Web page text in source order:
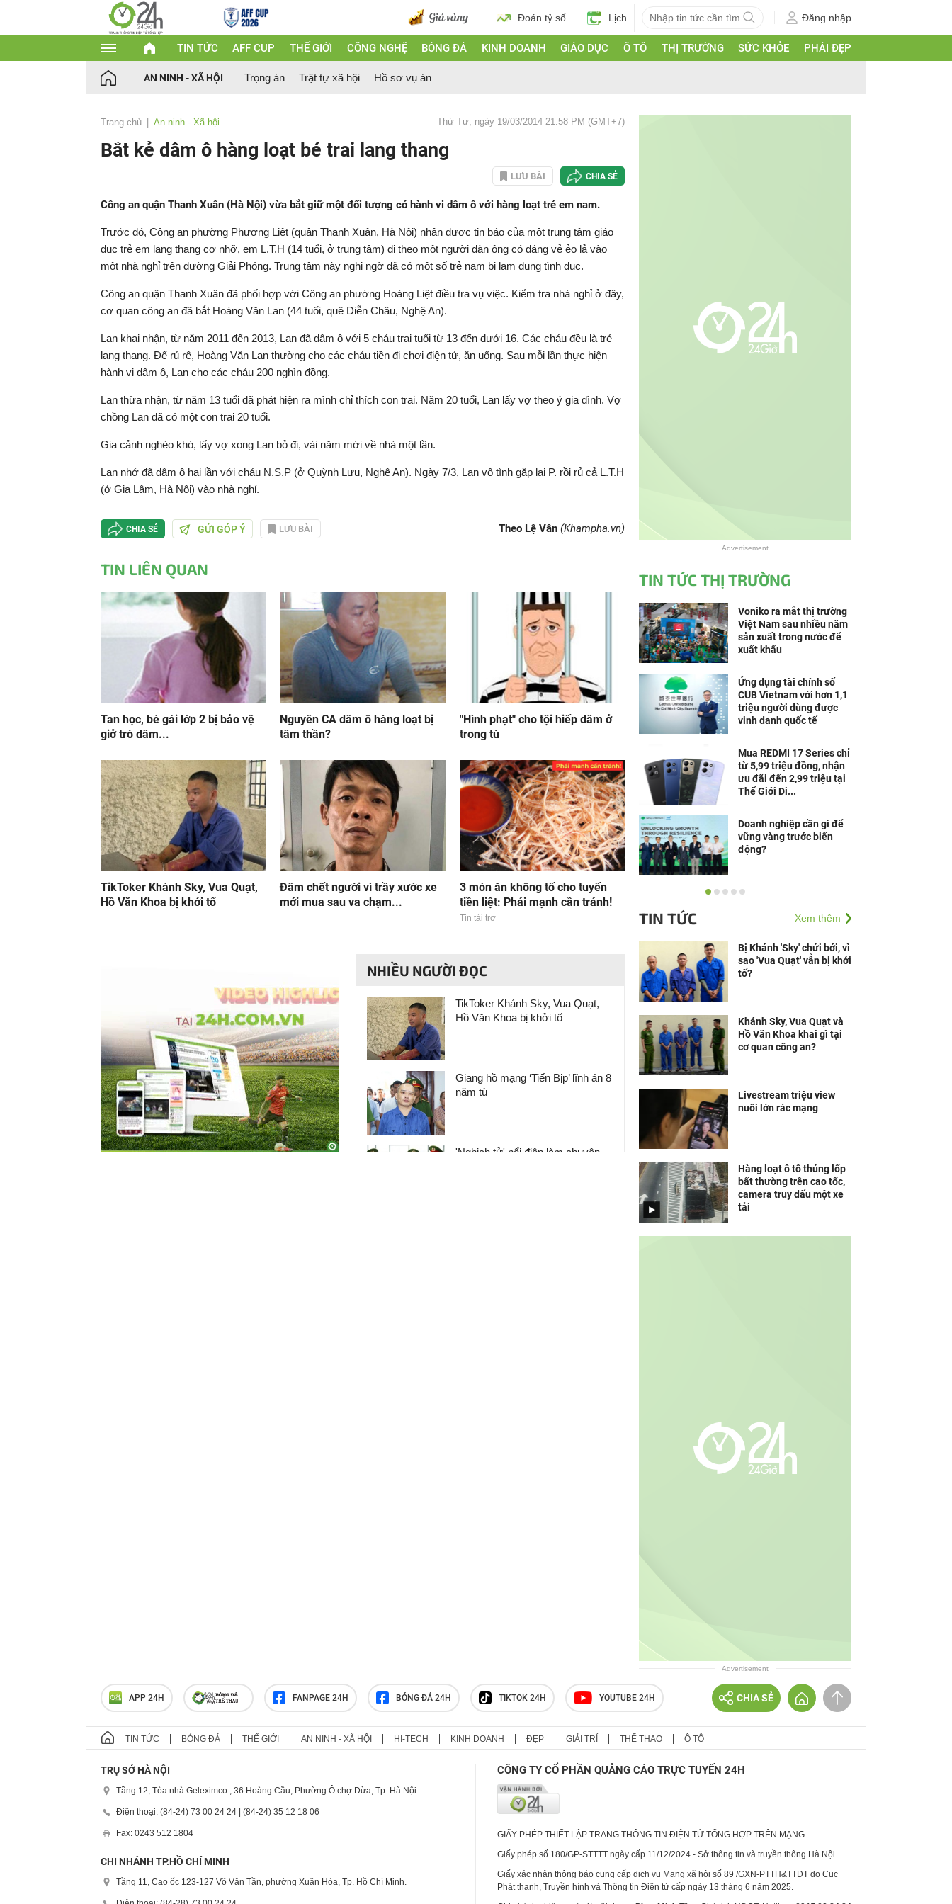
Đoán tỷ số Lịch Đăng nhập
TIN TỨC AFF CUP THẾ GIỚI CÔNG NGHỆ BÓNG ĐÁ KINH DOANH GIÁO DỤC Ô TÔ THỊ TRƯỜNG SỨC KHỎE PHÁI ĐẸP
AN NINH - XÃ HỘI Trọng án Trật tự xã hội Hồ sơ vụ án
Trang chủ An ninh - Xã hội Thứ Tư, ngày 19/03/2014 21:58 PM (GMT+7)
Bắt kẻ dâm ô hàng loạt bé trai lang thang
LƯU BÀI CHIA SẺ
Công an quận Thanh Xuân (Hà Nội) vừa bắt giữ một đối tượng có hành vi dâm ô với hàng loạt trẻ em nam.
Trước đó, Công an phường Phương Liệt (quận Thanh Xuân, Hà Nội) nhận được tin báo của một trung tâm giáo
dục trẻ em lang thang cơ nhỡ, em L.T.H (14 tuổi, ở trung tâm) đi theo một người đàn ông có dáng vẻ ẻo lả vào
một nhà nghỉ trên đường Giải Phóng. Trung tâm này nghi ngờ đã có một số trẻ nam bị lạm dụng tình dục.
Công an quận Thanh Xuân đã phối hợp với Công an phường Hoàng Liệt điều tra vụ việc. Kiểm tra nhà nghỉ ở đây,
cơ quan công an đã bắt Hoàng Văn Lan (44 tuổi, quê Diễn Châu, Nghệ An).
Lan khai nhận, từ năm 2011 đến 2013, Lan đã dâm ô với 5 cháu trai tuổi từ 13 đến dưới 16. Các cháu đều là trẻ
lang thang. Để rủ rê, Hoàng Văn Lan thường cho các cháu tiền đi chơi điện tử, ăn uống. Sau mỗi lần thực hiện
hành vi dâm ô, Lan cho các cháu 200 nghìn đồng.
Lan thừa nhận, từ năm 13 tuổi đã phát hiện ra mình chỉ thích con trai. Năm 20 tuổi, Lan lấy vợ theo ý gia đình. Vợ
chồng Lan đã có một con trai 20 tuổi.
Gia cảnh nghèo khó, lấy vợ xong Lan bỏ đi, vài năm mới về nhà một lần.
Lan nhớ đã dâm ô hai lần với cháu N.S.P (ở Quỳnh Lưu, Nghệ An). Ngày 7/3, Lan vô tình gặp lại P. rồi rủ cả L.T.H
(ở Gia Lâm, Hà Nội) vào nhà nghỉ.
CHIA SẺ GỬI GÓP Ý LƯU BÀI Theo Lệ Vân (Khampha.vn)
TIN LIÊN QUAN
Tan học, bé gái lớp 2 bị bảo vệ
giở trò dâm...
Nguyên CA dâm ô hàng loạt bị
tâm thần?
"Hình phạt" cho tội hiếp dâm ở
trong tù
TikToker Khánh Sky, Vua Quạt,
Hồ Văn Khoa bị khởi tố
Đâm chết người vì trầy xước xe
mới mua sau va chạm...
3 món ăn không tố cho tuyến
tiền liệt: Phái mạnh cần tránh!
Tin tài trợ
NHIỀU NGƯỜI ĐỌC
TikToker Khánh Sky, Vua Quạt,
Hồ Văn Khoa bị khởi tố
Giang hồ mạng ‘Tiến Bịp’ lĩnh án 8
năm tù
'Nghịch tử' nổi điên làm chuyện
Advertisement
TIN TỨC THỊ TRƯỜNG
Voniko ra mắt thị trường
Việt Nam sau nhiều năm
sản xuất trong nước để
xuất khẩu
Ứng dụng tài chính số
CUB Vietnam với hơn 1,1
triệu người dùng được
vinh danh quốc tế
Mua REDMI 17 Series chỉ
từ 5,99 triệu đồng, nhận
ưu đãi đến 2,99 triệu tại
Thế Giới Di...
Doanh nghiệp cần gì để
vững vàng trước biến
động?
Trung tâm Y khoa
nghĩa cử đẹp vì cộng
TIN TỨC Xem thêm
Bị Khánh 'Sky' chửi bới, vì
sao 'Vua Quạt' vẫn bị khởi
tố?
Khánh Sky, Vua Quạt và
Hồ Văn Khoa khai gì tại
cơ quan công an?
Livestream triệu view
nuôi lớn rác mạng
Hàng loạt ô tô thủng lốp
bất thường trên cao tốc,
camera truy dấu một xe
tải
Advertisement
APP 24H FANPAGE 24H BÓNG ĐÁ 24H TIKTOK 24H YOUTUBE 24H CHIA SẺ
TIN TỨC BÓNG ĐÁ THẾ GIỚI AN NINH - XÃ HỘI HI-TECH KINH DOANH ĐẸP GIẢI TRÍ THỂ THAO Ô TÔ
TRỤ SỞ HÀ NỘI
Tầng 12, Tòa nhà Geleximco , 36 Hoàng Cầu, Phường Ô chợ Dừa, Tp. Hà Nội
Điện thoại: (84-24) 73 00 24 24 | (84-24) 35 12 18 06
Fax: 0243 512 1804
CHI NHÁNH TP.HỒ CHÍ MINH
Tầng 11, Cao ốc 123-127 Võ Văn Tần, phường Xuân Hòa, Tp. Hồ Chí Minh.
CÔNG TY CỔ PHẦN QUẢNG CÁO TRỰC TUYẾN 24H
GIẤY PHÉP THIẾT LẬP TRANG THÔNG TIN ĐIỆN TỬ TỔNG HỢP TRÊN MẠNG.
Giấy phép số 180/GP-STTTT ngày cấp 11/12/2024 - Sở thông tin và truyền thông Hà Nội.
Giấy xác nhận thông báo cung cấp dịch vụ Mạng xã hội số 89 /GXN-PTTH&TTĐT do Cục
Phát thanh, Truyền hình và Thông tin Điện tử cấp ngày 13 tháng 6 năm 2025.